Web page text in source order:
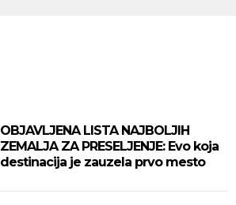
OBJAVLJENA LISTA NAJBOLJIH
ZEMALJA ZA PRESELJENJE: Evo koja
destinacija je zauzela prvo mesto